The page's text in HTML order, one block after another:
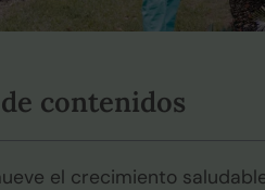
contenidos
el crecimiento